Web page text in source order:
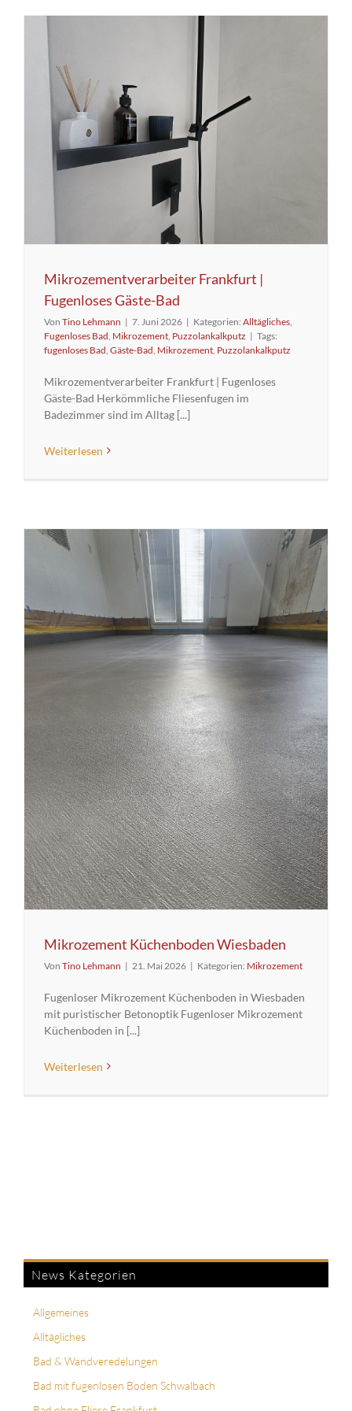
Mikrozementverarbeiter Frankfurt |
Fugenloses Gäste-Bad
Von Tino Lehmann | 7. Juni 2026 | Kategorien: Alltägliches
Fugenloses Bad Mikrozement Puzzolankalkputz | Tags:
fugenloses Bad Gäste-Bad Mikrozement Puzzolankalkputz
Mikrozementverarbeiter Frankfurt | Fugenloses
Gäste-Bad Herkömmliche Fliesenfugen im
Badezimmer sind im Alltag [...]
Weiterlesen
Mikrozement Küchenboden Wiesbaden
Von Tino Lehmann | 21. Mai 2026 | Kategorien: Mikrozement
Fugenloser Mikrozement Küchenboden in Wiesbaden
mit puristischer Betonoptik Fugenloser Mikrozement
Küchenboden in [...]
Weiterlesen
News Kategorien
Allgemeines
Alltägliches
Bad & Wandveredelungen
Bad mit fugenlosen Boden Schwalbach